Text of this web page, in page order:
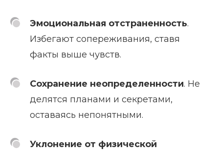
Эмоциональная отстраненность.
Избегают сопереживания, ставя
факты выше чувств.
Сохранение неопределенности. Не
делятся планами и секретами,
оставаясь непонятными.
Уклонение от физической